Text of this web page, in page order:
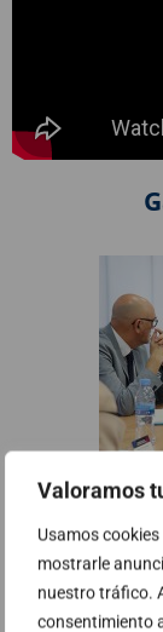
Valoramos
Usamos
mostrarle
nuestro tráfico.
consentimiento